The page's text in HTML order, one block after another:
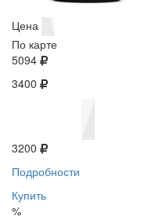
Цена
По карте
5094
3400
3200
Подробности
Купить
%